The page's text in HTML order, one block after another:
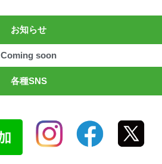
お知らせ
Coming soon
各種SNS